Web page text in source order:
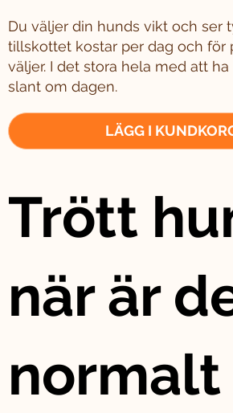
LÄGG I
Du väljer din hunds vikt och ser
tillskottet kostar per dag och för
väljer. I det stora hela med att
slant om dagen.
Trött
när är
normalt